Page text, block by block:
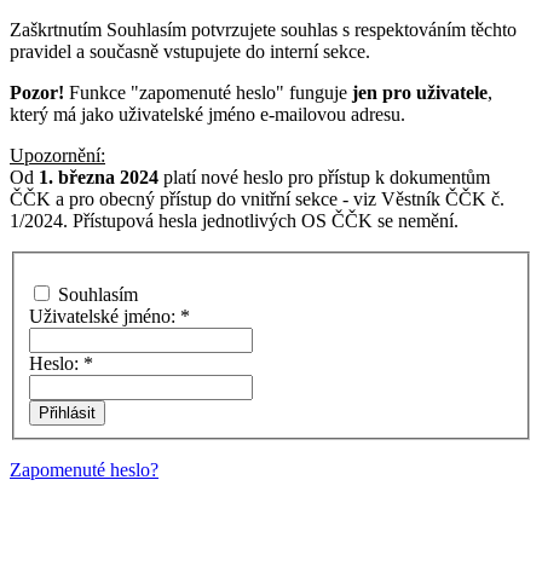
Zaškrtnutím Souhlasím potvrzujete souhlas s respektováním těchto
pravidel a současně vstupujete do interní sekce.
Pozor! Funkce "zapomenuté heslo" funguje jen pro uživatele,
který má jako uživatelské jméno e-mailovou adresu.
Upozornění:
Od 1. března 2024 platí nové heslo pro přístup k dokumentům
ČČK a pro obecný přístup do vnitřní sekce - viz Věstník ČČK č.
1/2024. Přístupová hesla jednotlivých OS ČČK se nemění.
Souhlasím
Uživatelské jméno: *
Heslo: *
Zapomenuté heslo?